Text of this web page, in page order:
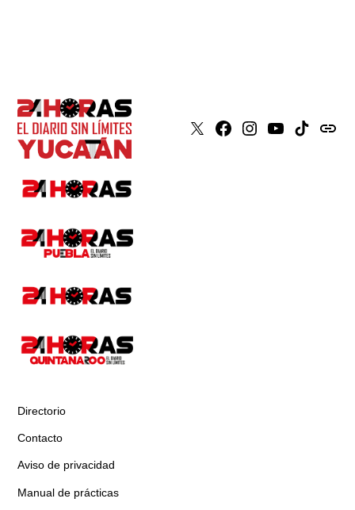
X Faceboook
Instagram
YoutubeTiktokissuu
Directorio
Contacto
Aviso de privacidad
Manual de prácticas